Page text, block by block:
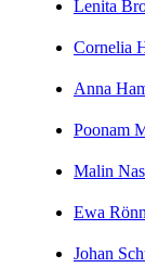
Lenita
Cornelia
Anna
Poonam
Malin
Ewa
Johan